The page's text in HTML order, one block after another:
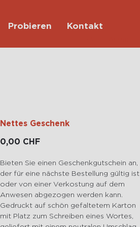
Probieren Kontakt
Nettes Geschenk
0,00 CHFPreis
Bieten Sie einen Geschenkgutschein an,
der für eine nächste Bestellung gültig ist
oder von einer Verkostung auf dem
Anwesen abgezogen werden kann.
Gedruckt auf schön gefaltetem Karton
mit Platz zum Schreiben eines Wortes,